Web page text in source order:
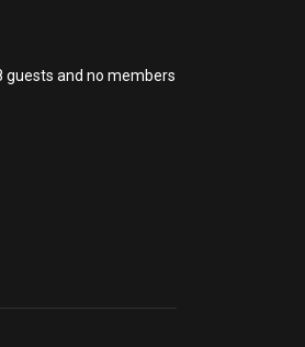
guests and no members